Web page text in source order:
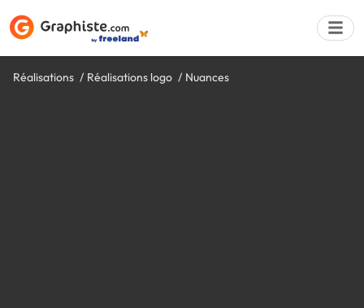
Réalisations Réalisations logo Nuances